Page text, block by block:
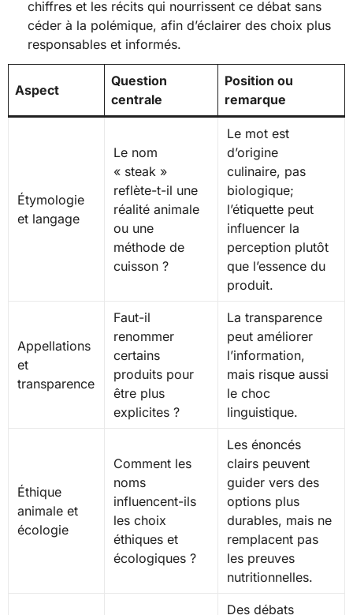
chiffres et les récits qui nourrissent ce débat sans
céder à la polémique, afin d’éclairer des choix plus
responsables et informés.
Aspect
Question
centrale
Position ou
remarque
Étymologie
et langage
Le nom
« steak »
reflète-t-il une
réalité animale
ou une
méthode de
cuisson ?
Le mot est
d’origine
culinaire, pas
biologique;
l’étiquette peut
influencer la
perception plutôt
que l’essence du
produit.
Appellations
et
transparence
Faut-il
renommer
certains
produits pour
être plus
explicites ?
La transparence
peut améliorer
l’information,
mais risque aussi
le choc
linguistique.
Éthique
animale et
écologie
Comment les
noms
influencent-ils
les choix
éthiques et
écologiques ?
Les énoncés
clairs peuvent
guider vers des
options plus
durables, mais ne
remplacent pas
les preuves
nutritionnelles.
Des débats